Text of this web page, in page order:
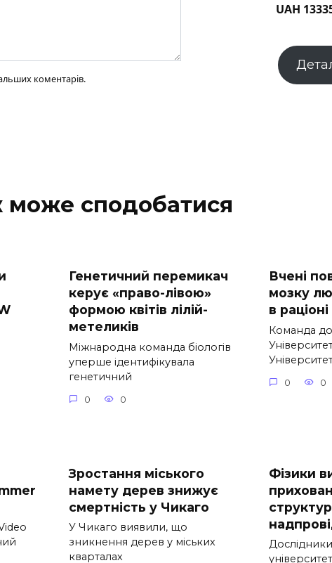
коментарів.
UAH
може сподобатися
Генетичний перемикач
керує «право-лівою»
формою квітів лілій-
метеликів
Міжнародна команда біологів
уперше ідентифікувала
генетичний
0 0
Вчені
мозку
в раціоні
Команда
0 0
Зростання міського
намету дерев знижує
смертність у Чикаго
У Чикаго виявили, що
зникнення дерев у міських
кварталах
Фізики